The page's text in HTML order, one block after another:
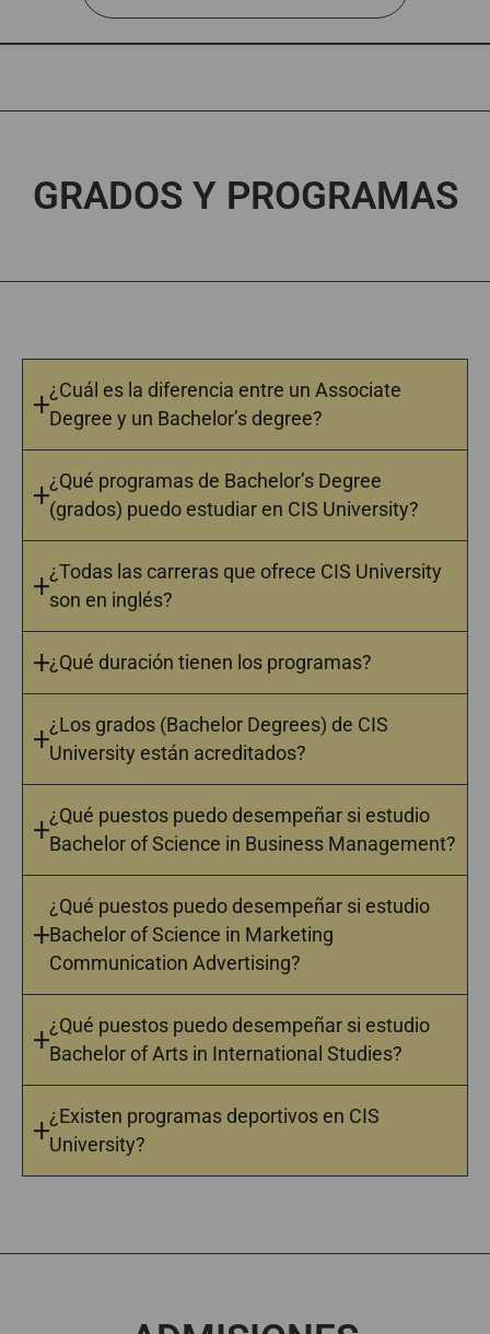
GRADOS Y PROGRAMAS
¿Cuál es la diferencia entre un Associate
Degree y un Bachelor’s degree?
¿Qué programas de Bachelor’s Degree
(grados) puedo estudiar en CIS University?
¿Todas las carreras que ofrece CIS University
son en inglés?
¿Qué duración tienen los programas?
¿Los grados (Bachelor Degrees) de CIS
University están acreditados?
¿Qué puestos puedo desempeñar si estudio
Bachelor of Science in Business Management?
¿Qué puestos puedo desempeñar si estudio
Bachelor of Science in Marketing
Communication Advertising?
¿Qué puestos puedo desempeñar si estudio
Bachelor of Arts in International Studies?
¿Existen programas deportivos en CIS
University?